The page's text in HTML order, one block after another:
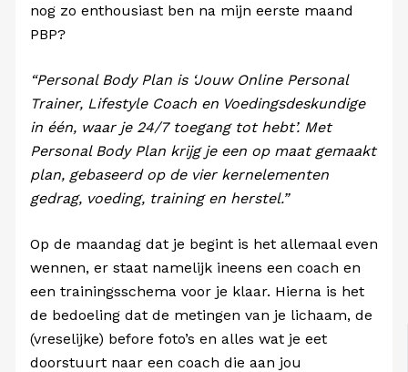
nog zo enthousiast ben na mijn eerste maand
PBP?
“Personal Body Plan is ‘Jouw Online Personal
Trainer, Lifestyle Coach en Voedingsdeskundige
in één, waar je 24/7 toegang tot hebt’. Met
Personal Body Plan krijg je een op maat gemaakt
plan, gebaseerd op de vier kernelementen
gedrag, voeding, training en herstel.”
Op de maandag dat je begint is het allemaal even
wennen, er staat namelijk ineens een coach en
een trainingsschema voor je klaar. Hierna is het
de bedoeling dat de metingen van je lichaam, de
(vreselijke) before foto’s en alles wat je eet
doorstuurt naar een coach die aan jou